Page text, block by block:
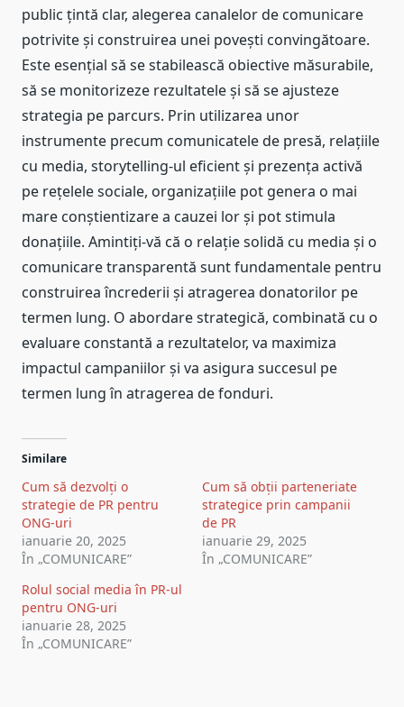
public țintă clar, alegerea canalelor de comunicare
potrivite și construirea unei povești convingătoare.
Este esențial să se stabilească obiective măsurabile,
să se monitorizeze rezultatele și să se ajusteze
strategia pe parcurs. Prin utilizarea unor
instrumente precum comunicatele de presă, relațiile
cu media, storytelling-ul eficient și prezența activă
pe rețelele sociale, organizațiile pot genera o mai
mare conștientizare a cauzei lor și pot stimula
donațiile. Amintiți-vă că o relație solidă cu media și o
comunicare transparentă sunt fundamentale pentru
construirea încrederii și atragerea donatorilor pe
termen lung. O abordare strategică, combinată cu o
evaluare constantă a rezultatelor, va maximiza
impactul campaniilor și va asigura succesul pe
termen lung în atragerea de fonduri.
Similare
Cum să dezvolți o
strategie de PR pentru
ONG-uri
ianuarie 20, 2025
În „COMUNICARE”
Cum să obții parteneriate
strategice prin campanii
de PR
ianuarie 29, 2025
În „COMUNICARE”
Rolul social media în PR-ul
pentru ONG-uri
ianuarie 28, 2025
În „COMUNICARE”